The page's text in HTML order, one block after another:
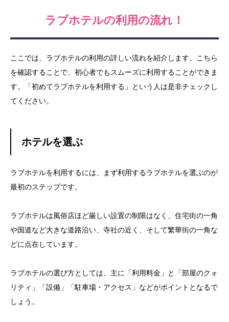
ラブホテルの利用の流れ！
ここでは、ラブホテルの利用の詳しい流れを紹介します。こちら
を確認することで、初心者でもスムーズに利用することができま
す。「初めてラブホテルを利用する」という人は是非チェックし
てください。
ホテルを選ぶ
ラブホテルを利用するには、まず利用するラブホテルを選ぶのが
最初のステップです。
ラブホテルは風俗店ほど厳しい設置の制限はなく、住宅街の一角
や国道など大きな道路沿い、寺社の近く、そして繁華街の一角な
どに点在しています。
ラブホテルの選び方としては、主に「利用料金」と「部屋のクォ
リティ」「設備」「駐車場・アクセス」などがポイントとなるで
しょう。